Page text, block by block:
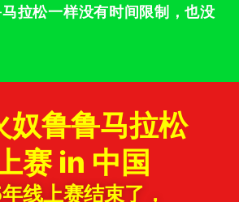
拉松一样没有时间限制，也没
鲁鲁马拉松
赛 in 中国
线上赛结束了，